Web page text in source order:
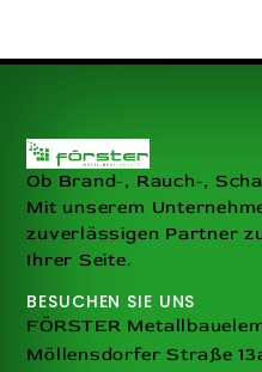
Ob Brand-, Rauch-,
Mit unserem
zuverlässigen Partner
Ihrer Seite.
BESUCHEN SIE UNS
FÖRSTER
Möllensdorfer Straße